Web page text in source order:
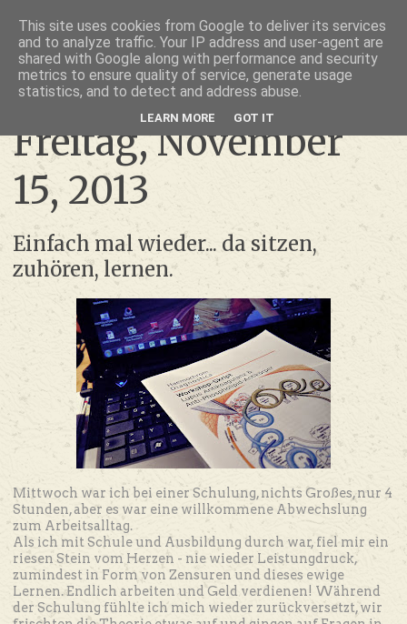
thru lensed eyes
- das Schöne im Fokus -
Freitag, November
15, 2013
Einfach mal wieder... da sitzen,
zuhören, lernen.
Mittwoch war ich bei einer Schulung, nichts Großes, nur 4
Stunden, aber es war eine willkommene Abwechslung
zum Arbeitsalltag.
Als ich mit Schule und Ausbildung durch war, fiel mir ein
riesen Stein vom Herzen - nie wieder Leistungdruck,
zumindest in Form von Zensuren und dieses ewige
Lernen. Endlich arbeiten und Geld verdienen! Während
der Schulung fühlte ich mich wieder zurückversetzt, wir
This site uses cookies from Google to deliver its services
and to analyze traffic. Your IP address and user-agent are
shared with Google along with performance and security
metrics to ensure quality of service, generate usage
statistics, and to detect and address abuse.
LEARN MORE GOT IT